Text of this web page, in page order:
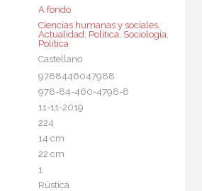
A fondo
Ciencias humanas y sociales,
Actualidad Política Sociología
Política
Castellano
9788446047988
978-84-460-4798-8
11-11-2019
224
14 cm
22 cm
1
Rústica